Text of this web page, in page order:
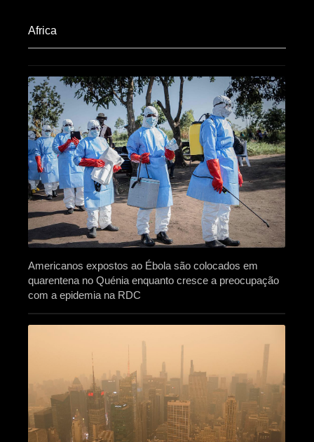
Africa​
Americanos expostos ao Ébola são colocados em
quarentena no Quénia enquanto cresce a preocupação
com a epidemia na RDC